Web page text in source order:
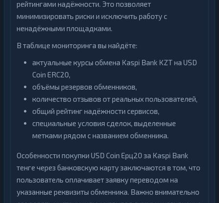
рейтингами надёжности. Это позволяет
минимизировать риски и исключить работу с
ненадёжными площадками.
В таблице мониторинга вы найдёте:
актуальные курсы обмена Kaspi Bank KZT на USD
Coin ERC20,
объёмы резервов обменников,
количество отзывов от реальных пользователей,
общий рейтинг надёжности сервисов,
специальные условия сделок, выделенные
метками рядом с названием обменника.
Особенности покупки USD Coin Ерц20 за Kaspi Bank
тенге через банковскую карту заключаются в том, что
пользователь оплачивает заявку переводом на
указанные реквизиты обменника. Важно внимательно